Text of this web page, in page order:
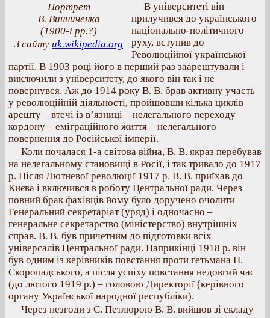
Портрет
В. Винниченка
(1900-і рр.?)
З сайту uk.wikipedia.org
В університеті він
прилучився до українського
національно-політичного
руху, вступив до
Революційної української
партії. В 1903 році його в перший раз заарештували і
виключили з університету, до якого він так і не
повернувся. Аж до 1914 року В. В. брав активну участь
у революційній діяльності, пройшовши кілька циклів
арешту – втечі із в’язниці – нелегального переходу
кордону – еміграційного життя – нелегального
повернення до Російської імперії.
Коли почалася 1-а світова війна, В. В. якраз перебував
на нелегальному становищі в Росії, і так тривало до 1917
р. Після Лютневої революції 1917 р. В. В. приїхав до
Києва і включився в роботу Центральної ради. Через
повний брак фахівців йому було доручено очолити
Генеральний секретаріат (уряд) і одночасно –
генеральне секретарство (міністерство) внутрішніх
справ. В. В. був причетним до підготовки всіх
універсалів Центральної ради. Наприкінці 1918 р. він
був одним із керівників повстання проти гетьмана П.
Скоропадського, а після успіху повстання недовгий час
(до лютого 1919 р.) – головою Директорії (керівного
органу Української народної республіки).
Через незгоди з С. Петлюрою В. В. вийшов зі складу